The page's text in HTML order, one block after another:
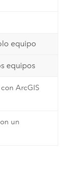
equipo
equipos
ArcGIS
un